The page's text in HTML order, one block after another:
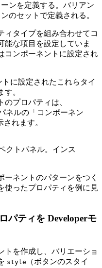
ンを定義する。バリアン
のセットで定義される。
ィタイプを組み合わせてコ
能な項目を設定していま
コンポーネントに設定され
に設定されたこれらタイ
。
プロパティは、
ネルの「コンポーネン
れます。
クトパネル。インス
ネントのパターンをつく
使ったプロパティを例に見
パティを Developerモ
トを作成し、バリエーショ
style
（ボタンのスタイ